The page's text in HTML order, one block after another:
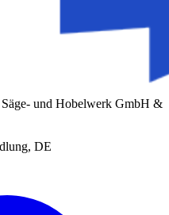
und Hobelwerk GmbH &
DE